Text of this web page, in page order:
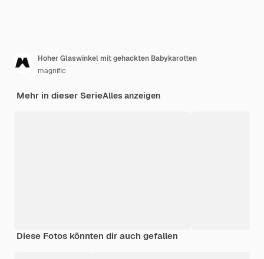
Hoher Glaswinkel mit gehackten Babykarotten
magnific
Mehr in dieser SerieAlles anzeigen
Diese Fotos könnten dir auch gefallen